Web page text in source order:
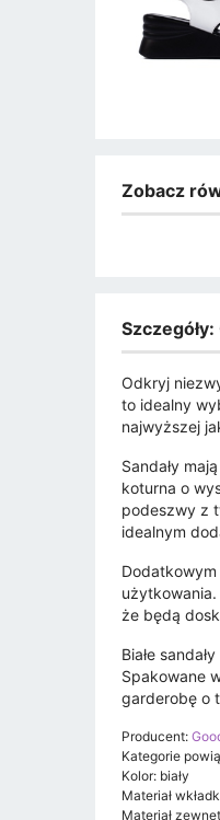
Zobacz
Odkryj
to idealny
najwyższej
Sandały
koturna o
podeszwy z
idealnym
że będą
Białe
Spakowane
garderobę o
Producent:
Kategorie
Kolor: biały
Materiał
Materiał